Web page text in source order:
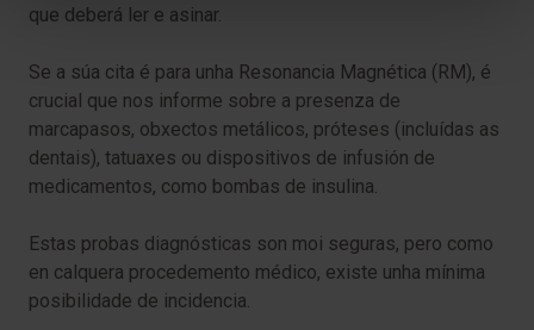
que deberá ler e asinar.
Se a súa cita é para unha Resonancia Magnética (RM), é
crucial que nos informe sobre a presenza de
marcapasos, obxectos metálicos, próteses (incluídas as
dentais), tatuaxes ou dispositivos de infusión de
medicamentos, como bombas de insulina.
Estas probas diagnósticas son moi seguras, pero como
en calquera procedemento médico, existe unha mínima
posibilidade de incidencia.